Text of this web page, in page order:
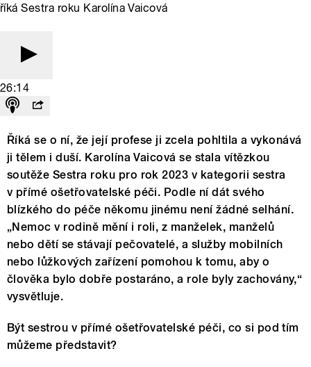
říká Sestra roku Karolína Vaicová
26:14
Říká se o ní, že její profese ji zcela pohltila a vykonává
ji tělem i duší. Karolína Vaicová se stala vítězkou
soutěže Sestra roku pro rok 2023 v kategorii sestra
v přímé ošetřovatelské péči. Podle ní dát svého
blízkého do péče někomu jinému není žádné selhání.
„Nemoc v rodině mění i roli, z manželek, manželů
nebo dětí se stávají pečovatelé, a služby mobilních
nebo lůžkových zařízení pomohou k tomu, aby o
člověka bylo dobře postaráno, a role byly zachovány,“
vysvětluje.
Být sestrou v přímé ošetřovatelské péči, co si pod tím
můžeme představit?